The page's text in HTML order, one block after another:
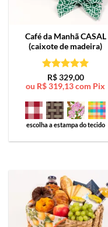
Café da ManhãCASAL
(caixote de madeira)
Avaliação5
de 5
R$329,00
ou R$319,13com Pix
escolha a estampa do tecido